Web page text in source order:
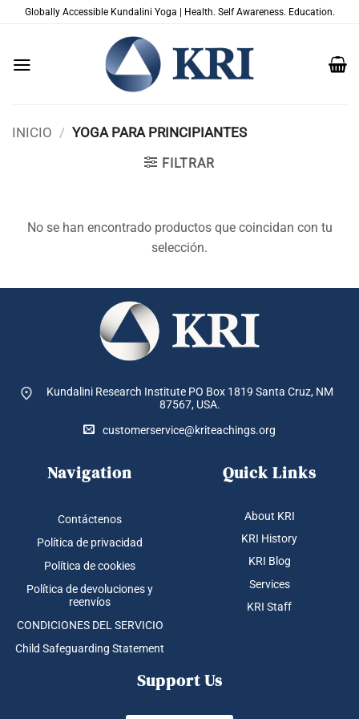
SaltarGlobally Accessible Kundalini Yoga | Health. Self Awareness. Education.
INICIO / YOGA PARA PRINCIPIANTES
FILTRAR
No se han encontrado productos que coincidan con tu
selección.
Kundalini Research Institute PO Box 1819 Santa Cruz, NM
87567, USA.
customerservice@kriteachings.org
Navigation
Contáctenos
Política de privacidad
Política de cookies
Política de devoluciones y
reenvíos
CONDICIONES DEL SERVICIO
Child Safeguarding Statement
Quick Links
About KRI
KRI History
KRI Blog
Services
KRI Staff
Support Us